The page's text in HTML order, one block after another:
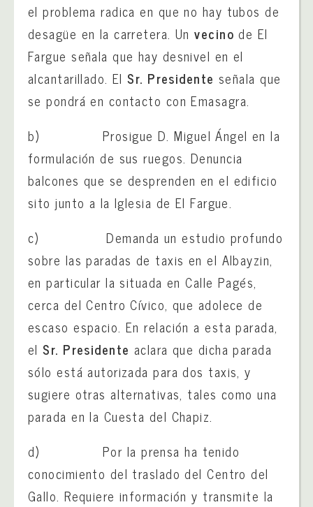
el problema radica en que no hay tubos de
desagüe en la carretera. Unvecino de El
Fargue señala que hay desnivel en el
alcantarillado. ElSr. Presidente señala que
se pondrá en contacto con Emasagra.
b) Prosigue D. Miguel Ángel en la
formulación de sus ruegos. Denuncia
balcones que se desprenden en el edificio
sito junto a la Iglesia de El Fargue.
c) Demanda un estudio profundo
sobre las paradas de taxis en el Albayzin,
en particular la situada en Calle Pagés,
cerca del Centro Cívico, que adolece de
escaso espacio. En relación a esta parada,
elSr. Presidente aclara que dicha parada
sólo está autorizada para dos taxis, y
sugiere otras alternativas, tales como una
parada en la Cuesta del Chapiz.
d) Por la prensa ha tenido
conocimiento del traslado del Centro del
Gallo. Requiere información y transmite la